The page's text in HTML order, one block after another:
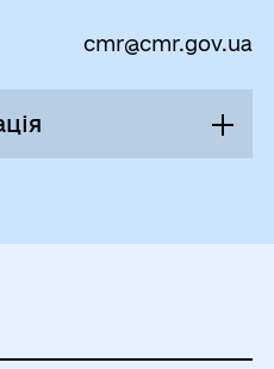
12:00 - 12:45
- 17:00
cmr@cmr.gov.ua